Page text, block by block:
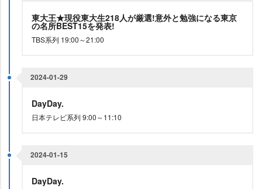
東大王★現役東大生218人が厳選!意外と勉強になる東京
の名所BEST15を発表!
TBS系列 19:00～21:00
2024-01-29
DayDay.
日本テレビ系列 9:00～11:10
2024-01-15
DayDay.